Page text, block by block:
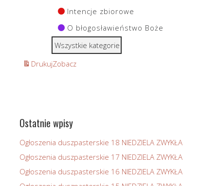
Intencje zbiorowe
O błogosławieństwo Boże
Wszystkie kategorie
DrukujZobacz
Ostatnie wpisy
Ogłoszenia duszpasterskie 18 NIEDZIELA ZWYKŁA
Ogłoszenia duszpasterskie 17 NIEDZIELA ZWYKŁA
Ogłoszenia duszpasterskie 16 NIEDZIELA ZWYKŁA